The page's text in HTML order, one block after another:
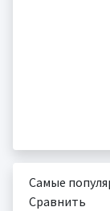
Самые
Сравнить